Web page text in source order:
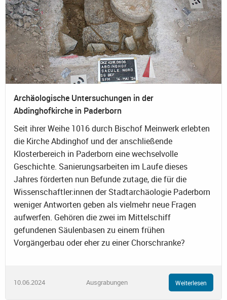
Archäologische Untersuchungen in der
Abdinghofkirche in Paderborn
Seit ihrer Weihe 1016 durch Bischof Meinwerk erlebten
die Kirche Abdinghof und der anschließende
Klosterbereich in Paderborn eine wechselvolle
Geschichte. Sanierungsarbeiten im Laufe dieses
Jahres förderten nun Befunde zutage, die für die
Wissenschaftler:innen der Stadtarchäologie Paderborn
weniger Antworten geben als vielmehr neue Fragen
aufwerfen. Gehören die zwei im Mittelschiff
gefundenen Säulenbasen zu einem frühen
Vorgängerbau oder eher zu einer Chorschranke?
10.06.2024 Ausgrabungen Weiterlesen